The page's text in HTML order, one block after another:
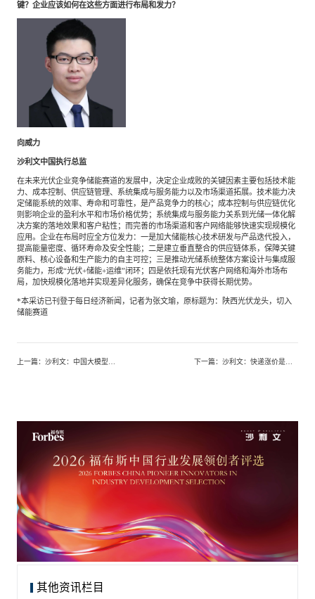
键？企业应该如何在这些方面进行布局和发力？
向威力
沙利文中国执行总监
在未来光伏企业竞争储能赛道的发展中，决定企业成败的关键因素主要包括技术能
力、成本控制、供应链管理、系统集成与服务能力以及市场渠道拓展。技术能力决
定储能系统的效率、寿命和可靠性，是产品竞争力的核心；成本控制与供应链优化
则影响企业的盈利水平和市场价格优势；系统集成与服务能力关系到光储一体化解
决方案的落地效果和客户粘性；而完善的市场渠道和客户网络能够快速实现规模化
应用。企业在布局时应全方位发力：一是加大储能核心技术研发与产品迭代投入，
提高能量密度、循环寿命及安全性能；二是建立垂直整合的供应链体系，保障关键
原料、核心设备和生产能力的自主可控；三是推动光储系统整体方案设计与集成服
务能力，形成“光伏+储能+运维”闭环；四是依托现有光伏客户网络和海外市场布
局，加快规模化落地并实现差异化服务，确保在竞争中获得长期优势。
*本采访已刊登于每日经济新闻，记者为张文瑜，原标题为：陕西光伏龙头，切入
储能赛道
上一篇： 沙利文：中国大模型企业迎上市潮，真正的分水岭在商业化落地 下一篇： 沙利文：快递涨价是矫正“以价换量”的关键拐点，行业正回归价值竞争
其他资讯栏目